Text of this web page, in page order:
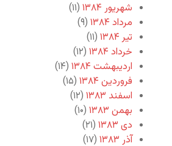
شهریور ۱۳۸۴
(۱۱)
مرداد ۱۳۸۴
(۹)
تیر ۱۳۸۴
(۱۱)
خرداد ۱۳۸۴
(۱۲)
اردیبهشت ۱۳۸۴
(۱۴)
فروردین ۱۳۸۴
(۱۵)
اسفند ۱۳۸۳
(۱۲)
بهمن ۱۳۸۳
(۱۰)
دی ۱۳۸۳
(۲۱)
آذر ۱۳۸۳
(۱۷)